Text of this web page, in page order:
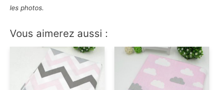
les photos.
Vous aimerez aussi :